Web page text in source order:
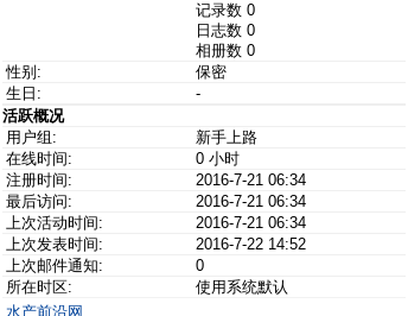
记录数 0
日志数 0
相册数 0
性别:
保密
生日:
-
活跃概况
用户组:
新手上路
在线时间:
0 小时
注册时间:
2016-7-21 06:34
最后访问:
2016-7-21 06:34
上次活动时间:
2016-7-21 06:34
上次发表时间:
2016-7-22 14:52
上次邮件通知:
0
所在时区:
使用系统默认
水产前沿网